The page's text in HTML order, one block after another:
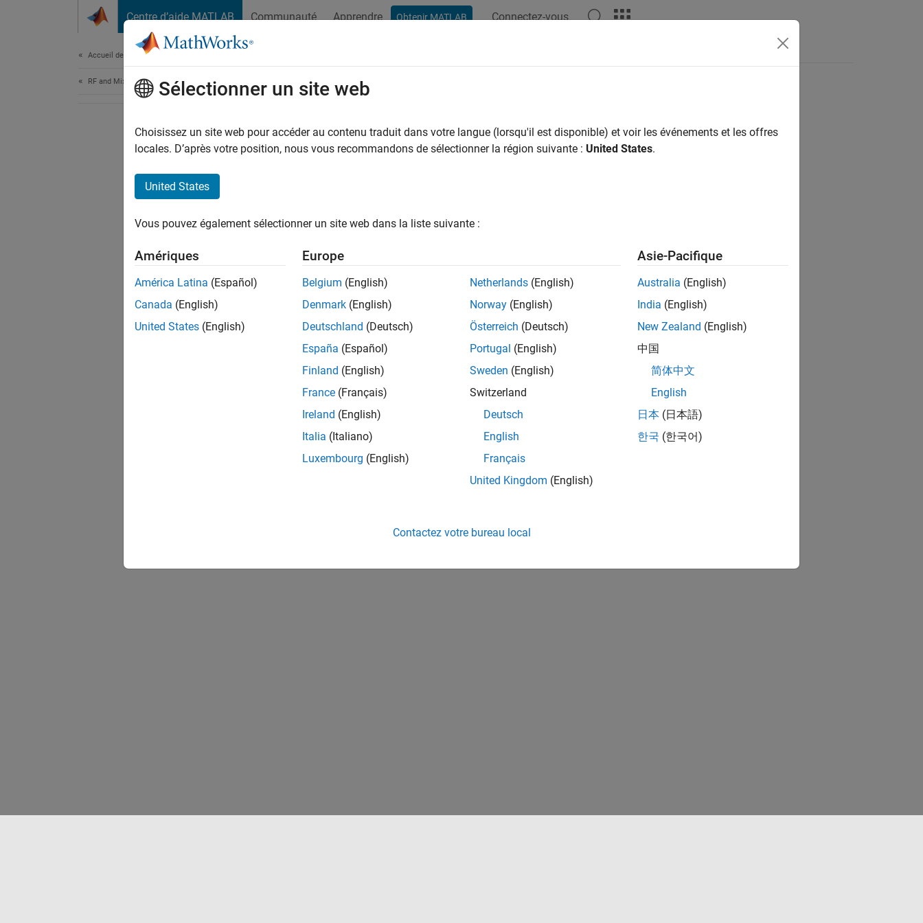
Centre d’aide MATLAB Communauté Apprendre Obtenir MATLAB Connectez-vous
Accueil de la documentation
RF and Mixed Signal
How useful was this information?
Sélectionner un site web
Choisissez un site web pour accéder au contenu traduit dans votre langue (lorsqu'il est disponible) et voir les événements et les offres
locales. D’après votre position, nous vous recommandons de sélectionner la région suivante : United States.
United States
Vous pouvez également sélectionner un site web dans la liste suivante :
Amériques
América Latina (Español)
Canada (English)
United States (English)
Europe
Belgium (English)
Denmark (English)
Deutschland (Deutsch)
España (Español)
Finland (English)
France (Français)
Ireland (English)
Italia (Italiano)
Luxembourg (English)
Netherlands (English)
Norway (English)
Österreich (Deutsch)
Portugal (English)
Sweden (English)
Switzerland
Deutsch
English
Français
United Kingdom (English)
Asie-Pacifique
Australia (English)
India (English)
New Zealand (English)
中国
简体中文
English
日本 (日本語)
한국 (한국어)
Contactez votre bureau local